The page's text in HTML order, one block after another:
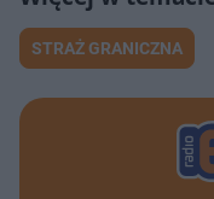
STRAŻ GRANICZNA